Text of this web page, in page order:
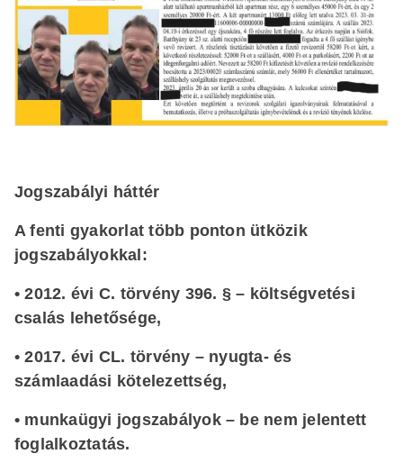
Jogszabályi háttér
A fenti gyakorlat több ponton ütközik
jogszabályokkal:
• 2012. évi C. törvény 396. § – költségvetési
csalás lehetősége,
• 2017. évi CL. törvény – nyugta- és
számlaadási kötelezettség,
• munkaügyi jogszabályok – be nem jelentett
foglalkoztatás.